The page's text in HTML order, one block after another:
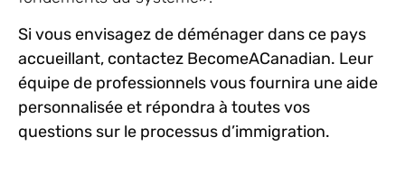
Si vous envisagez de déménager dans ce pays
accueillant, contactez BecomeACanadian. Leur
équipe de professionnels vous fournira une aide
personnalisée et répondra à toutes vos
questions sur le processus d’immigration.